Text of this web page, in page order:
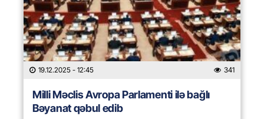
19.12.2025 - 12:45 341
Milli Məclis Avropa Parlamenti ilə bağlı
Bəyanat qəbul edib